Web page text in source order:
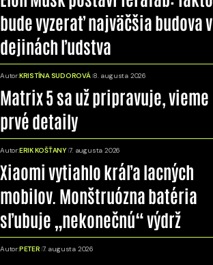
bude vyzerať najväčšia budova v
dejinách ľudstva
Autor:KRISTÍNA SUDOROVÁ 8. augusta 2026
Matrix 5 sa už pripravuje, vieme
prvé detaily
Autor:ERIK KOŠŤANY 7. augusta 2026
Xiaomi vytiahlo kráľa lacných
mobilov. Monštruózna batéria
sľubuje „nekonečnú“ výdrž
Autor:PETER 7. augusta 2026